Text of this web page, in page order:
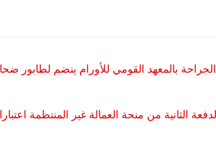
الجراحة بالمعهد القومي للأورام ينضم لطابور